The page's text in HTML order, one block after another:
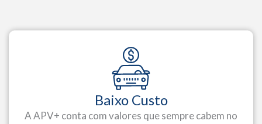
Baixo Custo
A APV+ conta com valores que sempre cabem no